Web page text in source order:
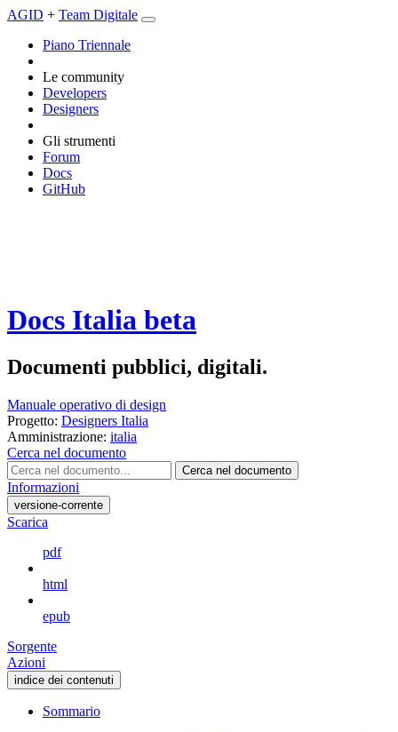
AGID + Team Digitale
Piano Triennale
Le community
Developers
Designers
Gli strumenti
Forum
Docs
GitHub
Docs Italia beta
Documenti pubblici, digitali.
Manuale operativo di design
Progetto: Designers Italia
Amministrazione: italia
Cerca nel documento
Cerca nel documento
Informazioni
versione-corrente
Scarica
pdf
html
epub
Sorgente
Azioni
indice dei contenuti
Sommario